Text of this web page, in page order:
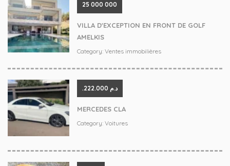
‪25 000 000
VILLA D'EXCEPTION EN FRONT DE GOLF
AMELKIS
Category: Ventes immobilières
.د.م 222.000
MERCEDES CLA
Category: Voitures